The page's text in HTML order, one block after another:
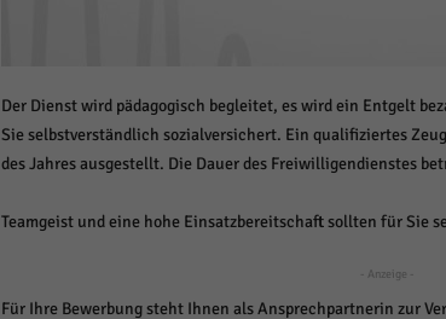
Der Dienst wird pädagogisch begleitet, es wird ein Entgelt
Sie selbstverständlich sozialversichert. Ein qualifiziertes
des Jahres ausgestellt. Die Dauer des Freiwilligendienstes
Teamgeist und eine hohe Einsatzbereitschaft sollten für Sie
- Anzeige -
Für Ihre Bewerbung steht Ihnen als Ansprechpartnerin zur
Essenzielle Cookies
Funktion der Website
Statistik Cookies